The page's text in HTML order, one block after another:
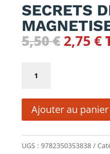
SECRETS
5,50€ Le
5,50 €.
2,75 €
SECRETS
Ajouter au panier
UGS : 9782350353838